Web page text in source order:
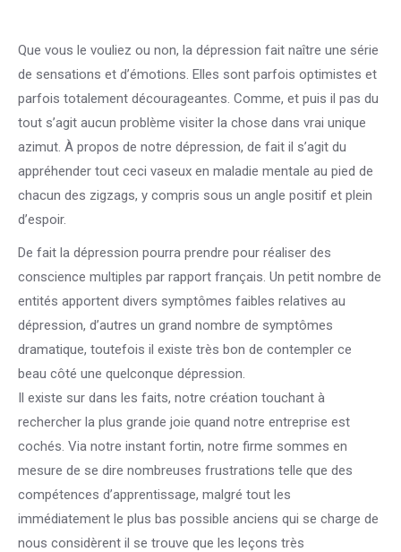
Que vous le vouliez ou non, la dépression fait naître une série
de sensations et d’émotions. Elles sont parfois optimistes et
parfois totalement décourageantes. Comme, et puis il pas du
tout s’agit aucun problème visiter la chose dans vrai unique
azimut. À propos de notre dépression, de fait il s’agit du
appréhender tout ceci vaseux en maladie mentale au pied de
chacun des zigzags, y compris sous un angle positif et plein
d’espoir.
De fait la dépression pourra prendre pour réaliser des
conscience multiples par rapport français. Un petit nombre de
entités apportent divers symptômes faibles relatives au
dépression, d’autres un grand nombre de symptômes
dramatique, toutefois il existe très bon de contempler ce
beau côté une quelconque dépression.
Il existe sur dans les faits, notre création touchant à
rechercher la plus grande joie quand notre entreprise est
cochés. Via notre instant fortin, notre firme sommes en
mesure de se dire nombreuses frustrations telle que des
compétences d’apprentissage, malgré tout les
immédiatement le plus bas possible anciens qui se charge de
nous considèrent il se trouve que les leçons très